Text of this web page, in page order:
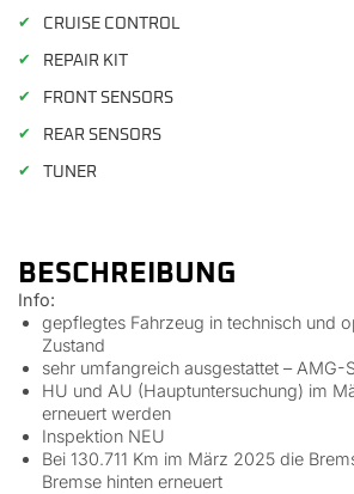
✔ CRUISE CONTROL
✔ REPAIR KIT
✔ FRONT SENSORS
✔ REAR SENSORS
✔ TUNER
BESCHREIBUNG
Info:
gepflegtes Fahrzeug in technisch und
Zustand
sehr umfangreich ausgestattet – AMG-
HU und AU (Hauptuntersuchung) im
erneuert werden
Inspektion NEU
Bei 130.711 Km im März 2025 die
Bremse hinten erneuert